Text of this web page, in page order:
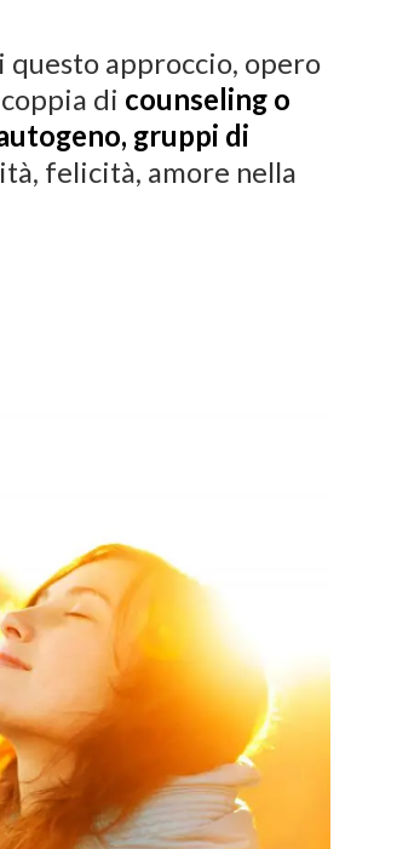
questo approccio, opero
di counseling o
gruppi di
felicità, amore nella